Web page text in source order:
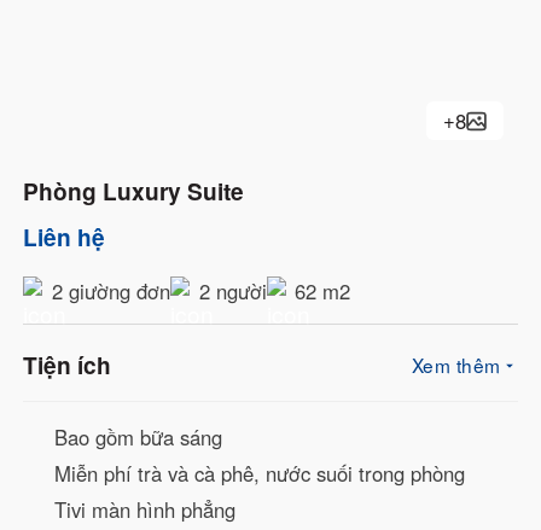
+8
Phòng Luxury Suite
Liên hệ
2 giường đơn 2 người 62 m2
Tiện ích Xem thêm
Bao gồm bữa sáng
Miễn phí trà và cà phê, nước suối trong phòng
Tivi màn hình phẳng